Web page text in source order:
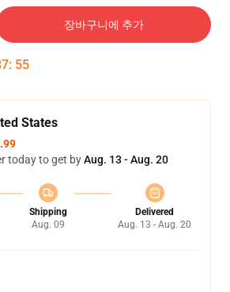
장바구니에 추가
: 54
States
today to get byAug. 13 - Aug. 20
Shipping
Aug. 09
Delivered
Aug. 13 - Aug. 20